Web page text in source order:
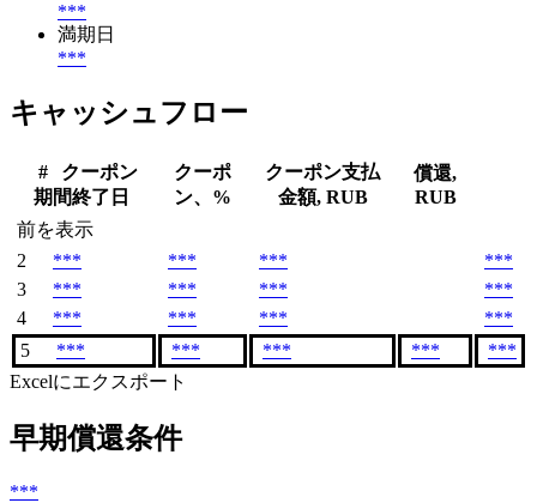
***
満期日
***
キャッシュフロー
#
クーポン
期間終了日
クーポ
ン、%
クーポン支払
金額, RUB
償還,
RUB
前を表示
2
*** *** ***
***
3
*** *** ***
***
4
*** *** ***
***
5
*** *** *** ***
***
Excelにエクスポート
早期償還条件
***